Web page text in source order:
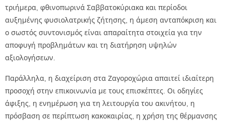
τριήμερα, φθινοπωρινά Σαββατοκύριακα και περίοδοι
αυξημένης φυσιολατρικής ζήτησης, η άμεση ανταπόκριση και
ο σωστός συντονισμός είναι απαραίτητα στοιχεία για την
αποφυγή προβλημάτων και τη διατήρηση υψηλών
αξιολογήσεων.
Παράλληλα, η διαχείριση στα Ζαγοροχώρια απαιτεί ιδιαίτερη
προσοχή στην επικοινωνία με τους επισκέπτες. Οι οδηγίες
άφιξης, η ενημέρωση για τη λειτουργία του ακινήτου, η
πρόσβαση σε περίπτωση κακοκαιρίας, η χρήση της θέρμανσης